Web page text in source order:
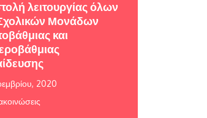
λειτουργίας όλων
Μονάδων
και
2020